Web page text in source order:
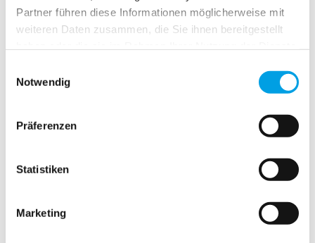
Partner führen diese Informationen möglicherweise mit
weiteren Daten zusammen, die Sie ihnen bereitgestellt
Notwendig
Präferenzen
Statistiken
Marketing
ZURÜCK
Leckortung